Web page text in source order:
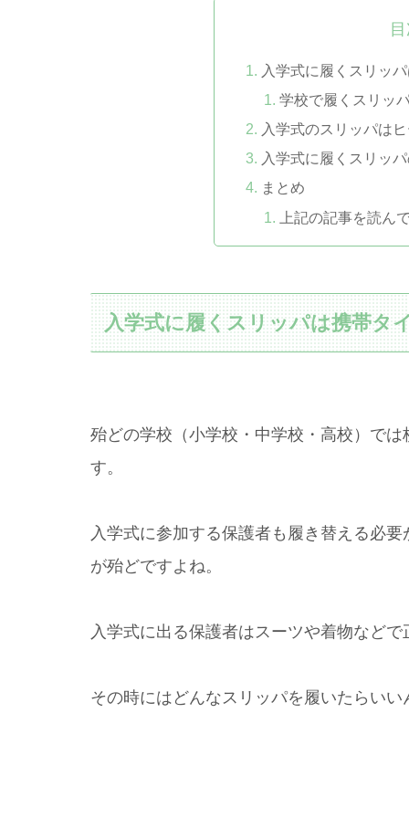
入学式に履くスリッ
学校で履くスリッ
入学式のスリッパは
入学式に履くスリッ
まとめ
上記の記事を読ん
入学式に履くスリッパは携帯タ
殆どの学校（小学校・中学校・高校）で
す。
入学式に参加する保護者も履き替える必
が殆どですよね。
入学式に出る保護者はスーツや着物など
その時にはどんなスリッパを履いたらい